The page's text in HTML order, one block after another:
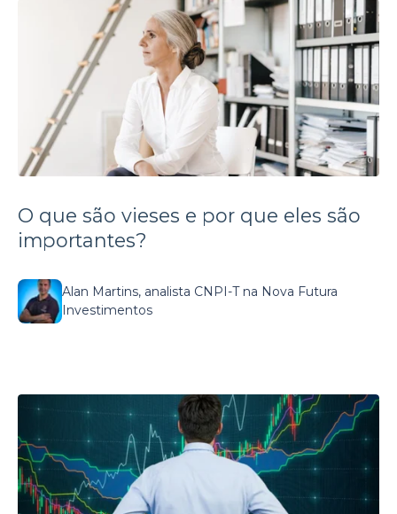
O que são vieses e por que eles são
importantes?
Alan Martins, analista CNPI-T na Nova Futura
Investimentos